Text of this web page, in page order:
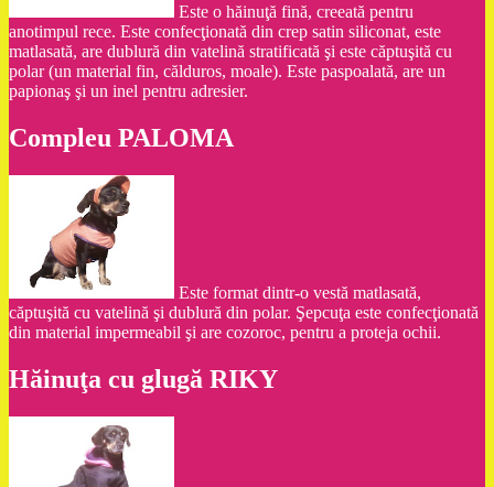
Este o hăinuţă fină, creeată pentru
anotimpul rece. Este confecţionată din crep satin siliconat, este
matlasată, are dublură din vatelină stratificată şi este căptuşită cu
polar (un material fin, călduros, moale). Este paspoalată, are un
papionaş şi un inel pentru adresier.
Compleu PALOMA
Este format dintr-o vestă matlasată,
căptuşită cu vatelină şi dublură din polar. Şepcuţa este confecţionată
din material impermeabil şi are cozoroc, pentru a proteja ochii.
Hăinuţa cu glugă RIKY